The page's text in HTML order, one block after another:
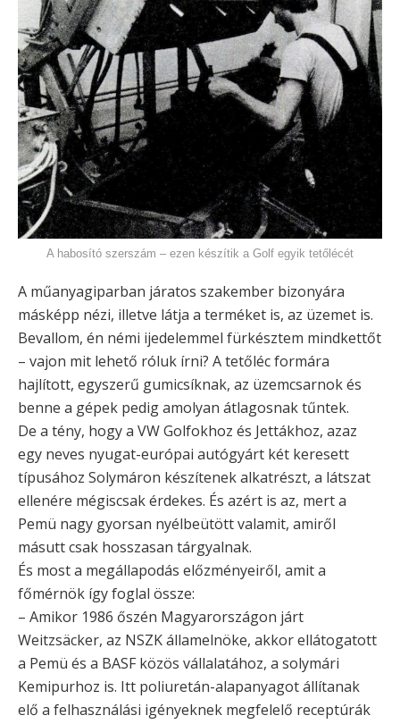
A habosító szerszám – ezen készítik a Golf egyik tetőlécét
A műanyagiparban járatos szakember bizonyára
másképp nézi, illetve látja a terméket is, az üzemet is.
Bevallom, én némi ijedelemmel fürkésztem mindkettőt
– vajon mit lehető róluk írni? A tetőléc formára
hajlított, egyszerű gumicsíknak, az üzemcsarnok és
benne a gépek pedig amolyan átlagosnak tűntek.
De a tény, hogy a VW Golfokhoz és Jettákhoz, azaz
egy neves nyugat-európai autógyárt két keresett
típusához Solymáron készítenek alkatrészt, a látszat
ellenére mégiscsak érdekes. És azért is az, mert a
Pemü nagy gyorsan nyélbeütött valamit, amiről
másutt csak hosszasan tárgyalnak.
És most a megállapodás előzményeiről, amit a
főmérnök így foglal össze:
– Amikor 1986 őszén Magyarországon járt
Weitzsäcker, az NSZK államelnöke, akkor ellátogatott
a Pemü és a BASF közös vállalatához, a solymári
Kemipurhoz is. Itt poliuretán-alapanyagot állítanak
elő a felhasználási igényeknek megfelelő receptúrák